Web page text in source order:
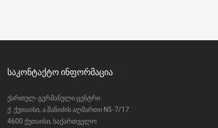
ᲡᲐᲙᲝᲜᲢᲐᲥᲢᲝ ᲘᲜᲤᲝᲠᲛᲐᲪᲘᲐ
ქართულ-გერმანული ცენტრი
ქ. ქუთაისი, ა.შანიძის აღმართი N5-7/17
4600 ქუთაისი, საქართველო